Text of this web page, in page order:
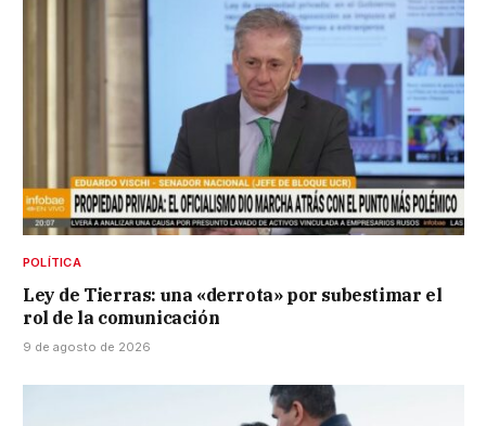
POLÍTICA
Ley de Tierras: una «derrota» por subestimar el
rol de la comunicación
9 de agosto de 2026